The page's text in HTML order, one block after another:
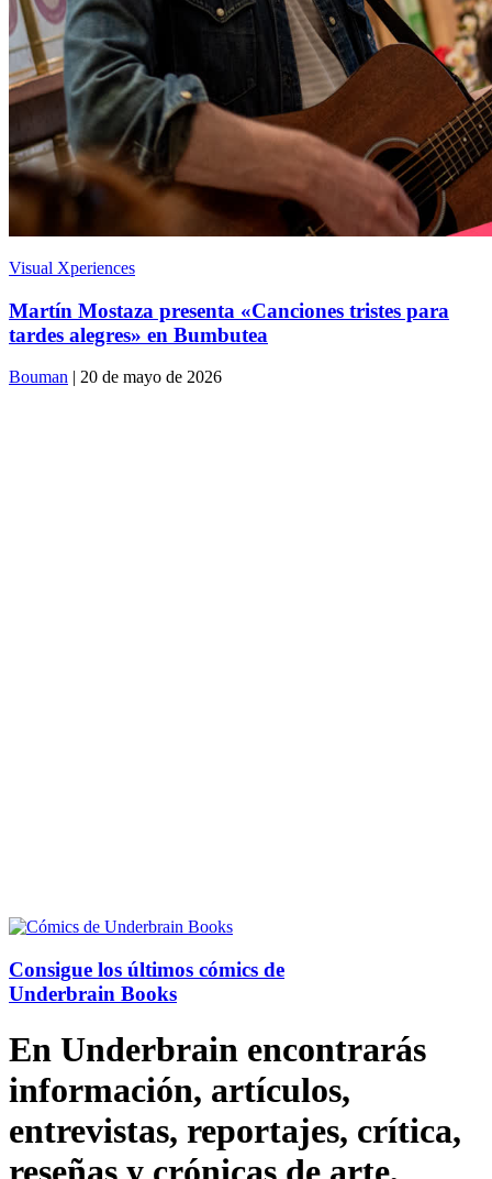
Visual Xperiences
Martín Mostaza presenta «Canciones tristes para
tardes alegres» en Bumbutea
Bouman | 20 de mayo de 2026
Consigue los últimos cómics de
Underbrain Books
En Underbrain encontrarás
información, artículos,
entrevistas, reportajes, crítica,